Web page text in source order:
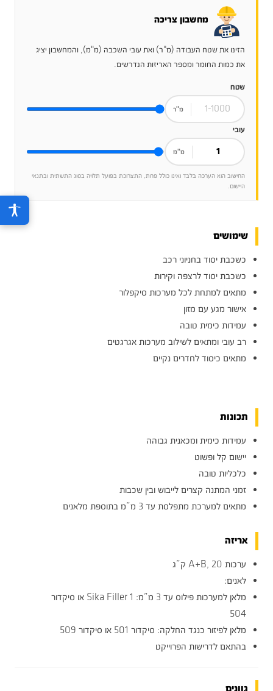
מחשבון צריכה
הזינו את שטח העבודה (מ"ר) ואת עובי השכבה (מ"מ), והמחשבון יציג
את כמות החומר ומספר האריזות הנדרשים.
שטח
מ"ר
עובי
מ"מ
החישוב הוא הערכה בלבד ואינו כולל פחת, התצרוכת בפועל תלויה בסוג התשתית ובתנאי
היישום.
שימושים
כשכבת יסוד בחניוני רכב
כשכבת יסוד לרצפה וקירות
מתאים למתחת לכל מערכות סיקפלור
אישור מגע עם מזון
עמידות כימית טובה
רב עובי ומתאים לשילוב מערכות אגרגטים
מתאים כיסוד לחדרים נקיים
תכונות
עמידות כימית ומכאנית גבוהה
יישום קל ופשוט
כלכליות טובה
זמני המתנה קצרים לייבוש ובין שכבות
מתאים למערכת מתפלסת עד 3 מ”מ בתוספת מלאנים
אריזה
ערכות A+B, 20 ק”ג
לאנים:
מלאן למערכות פילוס עד 3 מ”מ: 1 Sika Filler או סיקדור
504
מלאן לפיזור כנגד החלקה: סיקדור 501 או סיקדור 509
בהתאם לדרישות הפרוייקט